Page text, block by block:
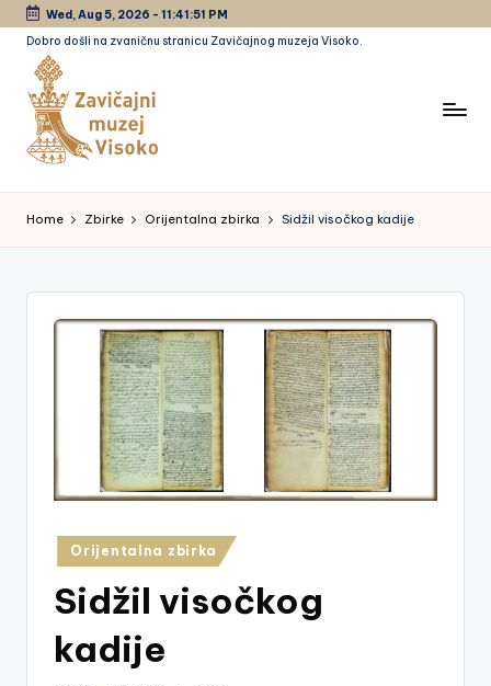
Skip
content
Wed, Aug 5, 2026 - 11:41:51 PM
Dobro došli na zvaničnu stranicu Zavičajnog muzeja Visoko.
a
vi
č
Home Zbirke Orijentalna zbirka Sidžil visočkog kadije
Posted
in
Orijentalna zbirka
Sidžil visočkog
kadije